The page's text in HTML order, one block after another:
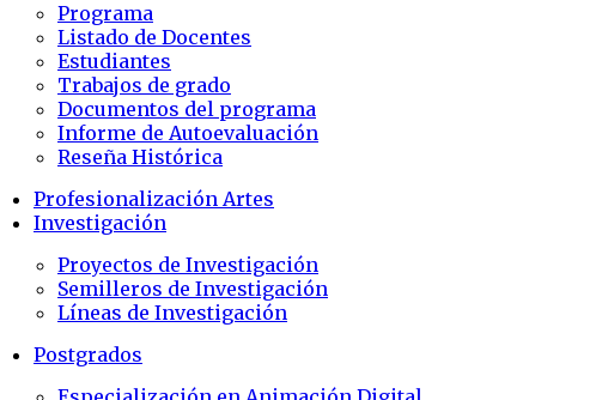
Programa
Listado de Docentes
Estudiantes
Trabajos de grado
Documentos del programa
Informe de Autoevaluación
Reseña Histórica
Profesionalización Artes
Investigación
Proyectos de Investigación
Semilleros de Investigación
Líneas de Investigación
Postgrados